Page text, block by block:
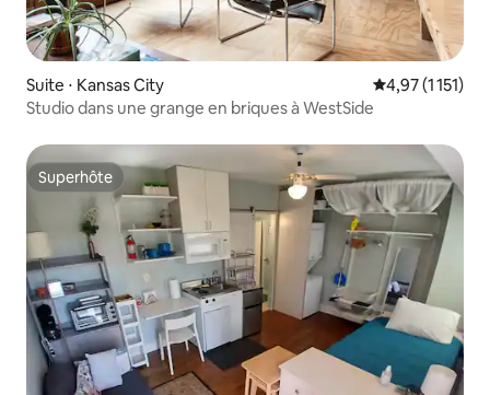
Suite ⋅ Kansas City Évaluation
4,97 (1 151)
Studio dans une grange en briques à WestSide
Superhôte
Superhôte